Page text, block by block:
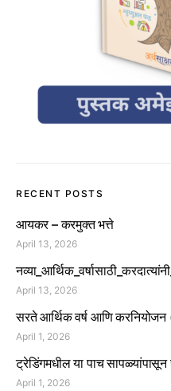
RECENT POSTS
आयकर – करमुक्त भत्ते
April 13, 2026
April 13, 2026
सरते आर्थिक वर्ष आणि
April 1, 2026
ट्रेडिंगमधील या पाच सापळ्यांपासून
April 1, 2026